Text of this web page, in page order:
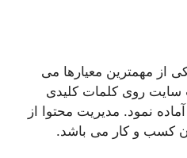
از مهمترین معیارها می
روی کلمات کلیدی
نمود. مدیریت محتوا از
کسب و کار می باشد.